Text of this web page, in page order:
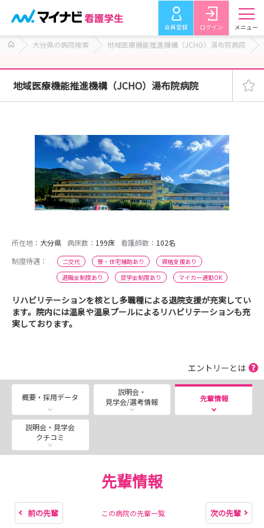
会員登録 ログイン メニュー
大分県の病院検索 地域医療機能推進機構（JCHO）湯布院病院
地域医療機能推進機構（JCHO）湯布院病院
所在地： 大分県 病床数： 199床 看護師数： 102名
制度待遇：
二交代 寮・住宅補助あり
資格支援あり
退職金制度あり
奨学金制度あり マイカー通勤OK
リハビリテーションを核とし多職種による退院支援が充実してい
ます。院内には温泉や温泉プールによるリハビリテーションも充
実しております。
エントリーとは
概要・採用データ
説明会・
見学会/選考情報
先輩情報
説明会・見学会
クチコミ
先輩情報
前の先輩 この病院の先輩一覧 次の先輩